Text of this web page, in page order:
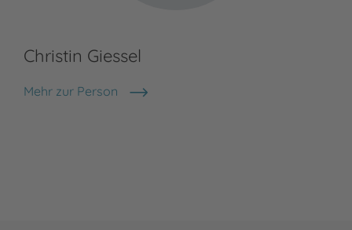
Christin Giessel
Mehr zur Person
Christin Giessel